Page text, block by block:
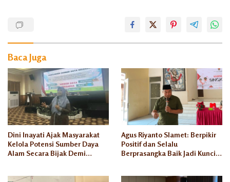
Wahab
APD
Baca Juga
Dini Inayati Ajak Masyarakat
Kelola Potensi Sumber Daya
Alam Secara Bijak Demi
Agus Riyanto Slamet: Berpikir
Positif dan Selalu
Berprasangka Baik Jadi Kunci